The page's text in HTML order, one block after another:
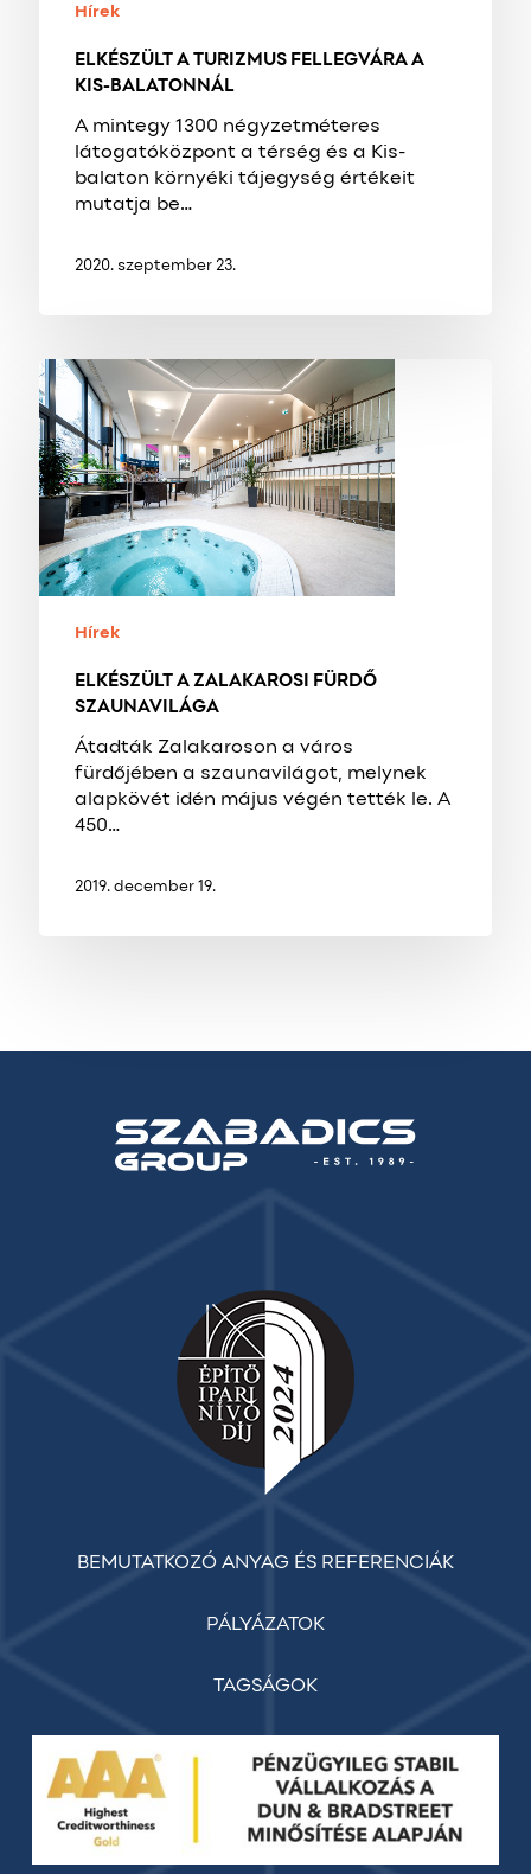
Hírek
ELKÉSZÜLT A TURIZMUS FELLEGVÁRA A
KIS-BALATONNÁL
A mintegy 1300 négyzetméteres
látogatóközpont a térség és a Kis-
balaton környéki tájegység értékeit
mutatja be…
2020. szeptember 23.
ELKÉSZÜLT
A
ZALAKAROSI
FÜRDŐ
SZAUNAVILÁGA
Hírek
ELKÉSZÜLT A ZALAKAROSI FÜRDŐ
SZAUNAVILÁGA
Átadták Zalakaroson a város
fürdőjében a szaunavilágot, melynek
alapkövét idén május végén tették le. A
450…
2019. december 19.
BEMUTATKOZÓ ANYAG ÉS REFERENCIÁK
PÁLYÁZATOK
TAGSÁGOK